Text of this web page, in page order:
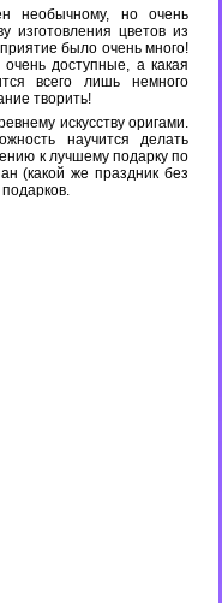
необычному, но очень
изготовления цветов из
было очень много!
доступные, а какая
всего лишь немного
творить!
искусству оригами.
научится делать
к лучшему подарку по
(какой же праздник без